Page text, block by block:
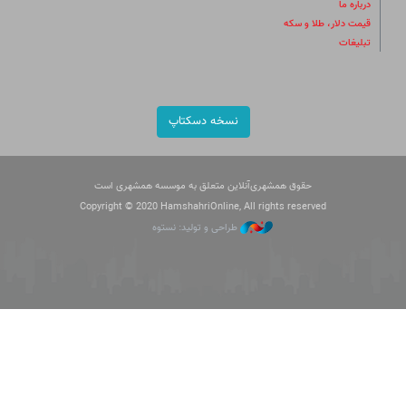
درباره ما
قیمت دلار، طلا و سکه
تبلیغات
نسخه دسکتاپ
حقوق همشهری‌آنلاین متعلق به موسسه همشهری است
Copyright © 2020 HamshahriOnline, All rights reserved
طراحی و تولید: نستوه